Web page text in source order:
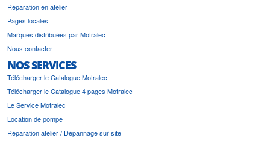
Réparation en atelier
Pages locales
Marques distribuées par Motralec
Nous contacter
NOS SERVICES
Télécharger le Catalogue Motralec
Télécharger le Catalogue 4 pages Motralec
Le Service Motralec
Location de pompe
Réparation atelier / Dépannage sur site